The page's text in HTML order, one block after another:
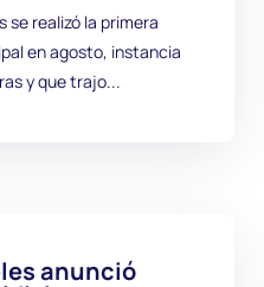
se realizó la primera
en agosto, instancia
y que trajo...
anunció